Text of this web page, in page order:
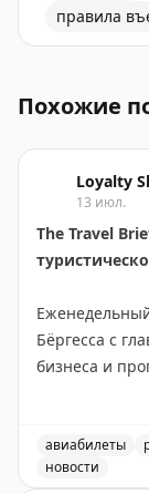
правила
Похожие
Loyalty
13 июл.
The Travel
Бёргесса с
бизнеса и
easyJet
лаунж в
авиабилеты
новости